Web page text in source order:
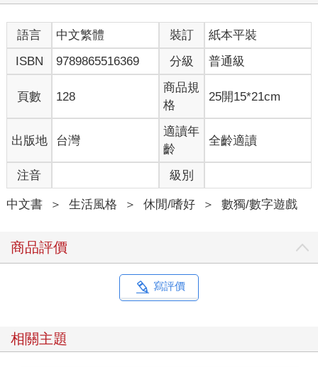
語言 中文繁體 裝訂
紙本平裝
ISBN
9789865516369 分級 普通級
頁數 128
商品規
格
25開15*21cm
出版地 台灣
適讀年
齡
全齡適讀
注音 級別
中文書 ＞ 生活風格 ＞ 休閒/嗜好 ＞ 數獨/數字遊戲
商品評價
寫評價
相關主題